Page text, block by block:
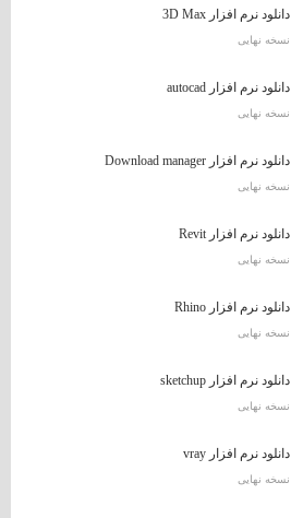
دانلود نرم افزار 3D Max
نسخه نهایی
دانلود نرم افزار autocad
نسخه نهایی
دانلود نرم افزار Download manager
نسخه نهایی
دانلود نرم افزار Revit
نسخه نهایی
دانلود نرم افزار Rhino
نسخه نهایی
دانلود نرم افزار sketchup
نسخه نهایی
دانلود نرم افزار vray
نسخه نهایی